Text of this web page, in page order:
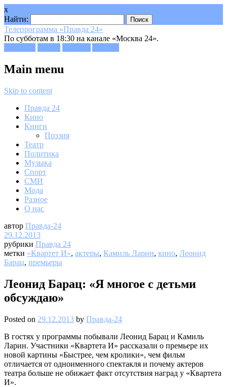
x
Найти:
Телепрограмма «Правда 24»
По субботам в 18:30 на канале «Москва 24».
Main menu
Skip to content
Правда 24
Кино
Книги
Поэзия
Театр
Политика
Музыка
Спорт
СМИ
Мода
Разное
О нас
автор Правда-24
29.12.2013
рубрики Правда 24
метки «Квартет И», актеры, Камиль Ларин, кино, Леонид
Барац, премьеры
Леонид Барац: «Я многое с детьми
обсуждаю»
Posted on 29.12.2013 by Правда-24
В гостях у программы побывали Леонид Барац и Камиль
Ларин. Участники «Квартета И» рассказали о премьере их
новой картины «Быстрее, чем кролики», чем фильм
отличается от одноименного спектакля и почему актеров
театра больше не обижает факт отсутствия наград у «Квартета
И».